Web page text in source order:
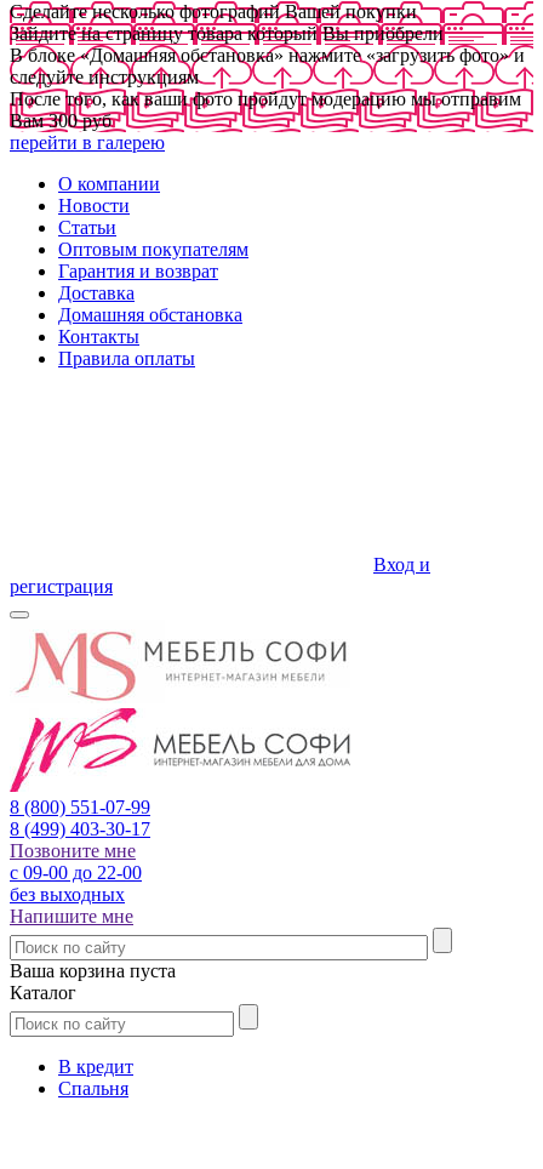
Сделайте несколько фотографий Вашей покупки
Зайдите на страницу товара который Вы приобрели
В блоке «Домашняя обстановка» нажмите «загрузить фото» и
следуйте инструкциям
После того, как ваши фото пройдут модерацию мы отправим
Вам 300 руб
перейти в галерею
О компании
Новости
Статьи
Оптовым покупателям
Гарантия и возврат
Доставка
Домашняя обстановка
Контакты
Правила оплаты
Вход и
регистрация
8 (800) 551-07-99
8 (499) 403-30-17
Позвоните мне
с 09-00 до 22-00
без выходных
Напишите мне
Ваша корзина пуста
Каталог
В кредит
Спальня